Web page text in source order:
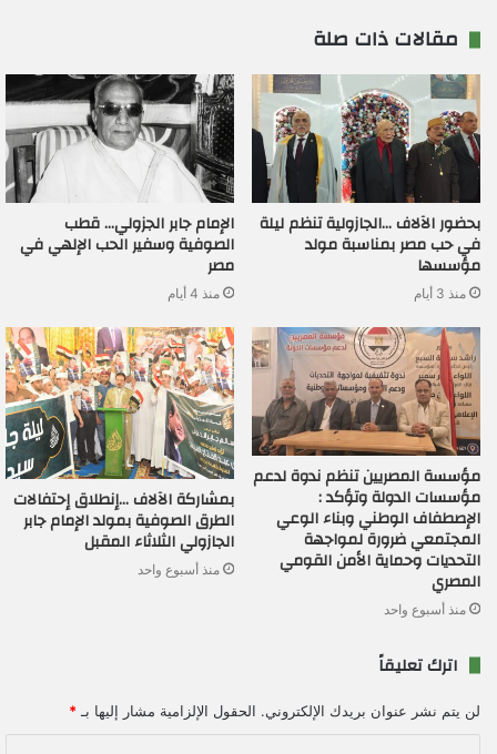
مقالات ذات صلة
بحضور الآلاف …الجازولية تنظم ليلة
في حب مصر بمناسبة مولد
مؤسسها
منذ 3 أيام
الإمام جابر الجزولي… قطب
الصوفية وسفير الحب الإلهي في
مصر
منذ 4 أيام
مؤسسة المصريين تنظم ندوة لدعم
مؤسسات الدولة وتؤكد :
الإصطفاف الوطني وبناء الوعي
المجتمعي ضرورة لمواجهة
التحديات وحماية الأمن القومي
المصري
منذ أسبوع واحد
بمشاركة الآلاف …إنطلاق إحتفالات
الطرق الصوفية بمولد الإمام جابر
الجازولي الثلاثاء المقبل
منذ أسبوع واحد
اترك تعليقاً
لن يتم نشر عنوان بريدك الإلكتروني. الحقول الإلزامية مشار إليها بـ *